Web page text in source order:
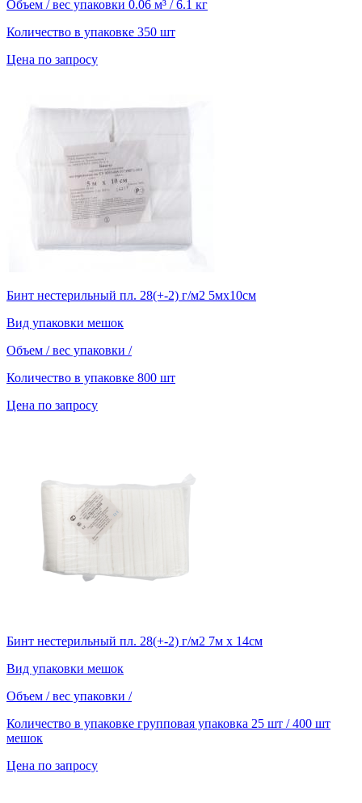
Объем / вес упаковки 0.06 м³ / 6.1 кг
Количество в упаковке 350 шт
Цена по запросу
Бинт нестерильный пл. 28(+-2) г/м2 5мх10см
Вид упаковки мешок
Объем / вес упаковки /
Количество в упаковке 800 шт
Цена по запросу
Бинт нестерильный пл. 28(+-2) г/м2 7м х 14см
Вид упаковки мешок
Объем / вес упаковки /
Количество в упаковке групповая упаковка 25 шт / 400 шт
мешок
Цена по запросу